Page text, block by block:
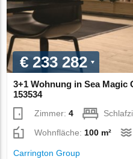
€ 233 282
3+1 Wohnung in Sea Magic
153534
Zimmer:4
Wohnfläche:100 m²
Carrington Group